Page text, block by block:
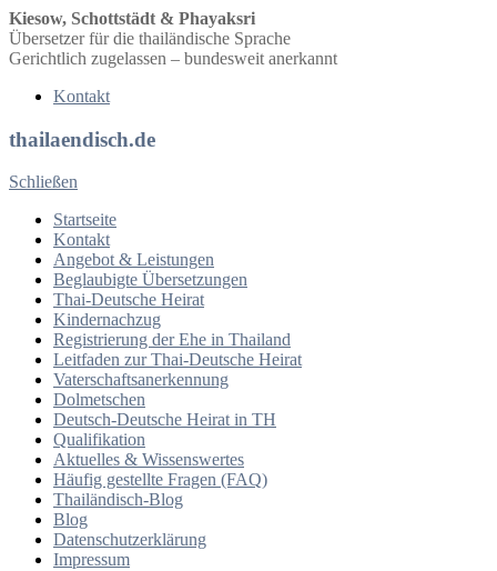
Kiesow, Schottstädt & Phayaksri
Übersetzer für die thailändische Sprache
Gerichtlich zugelassen – bundesweit anerkannt
Kontakt
thailaendisch.de
Schließen
Startseite
Kontakt
Angebot & Leistungen
Beglaubigte Übersetzungen
Thai-Deutsche Heirat
Kindernachzug
Registrierung der Ehe in Thailand
Leitfaden zur Thai-Deutsche Heirat
Vaterschaftsanerkennung
Dolmetschen
Deutsch-Deutsche Heirat in TH
Qualifikation
Aktuelles & Wissenswertes
Häufig gestellte Fragen (FAQ)
Thailändisch-Blog
Blog
Datenschutzerklärung
Impressum